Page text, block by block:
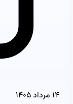
۱۴ مرداد ۱۴۰۵